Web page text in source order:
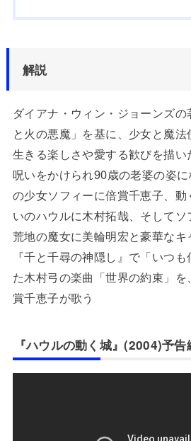
解説
ダイアナ・ウィン・ジョーンズ
と火の悪魔」を基に、少女と魔法
生きる楽しさや愛する歓びを描い
呪いをかけられ90歳の老婆の姿
の少女ソフィーに倍賞千恵子、
いのハウルに木村拓哉、そして
荒地の魔女に美輪明宏と豪華なキ
『千と千尋の神隠し』で「いつ
た木村弓の楽曲「世界の約束」
賞千恵子が歌う
『ハウルの動く城』(2004)予告